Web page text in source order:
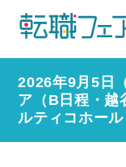
2026年9月5日
ア（B日程・越
ルティコホール